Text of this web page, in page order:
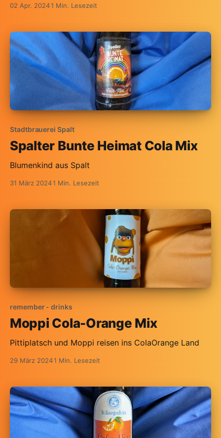
02 Apr. 20241 Min. Lesezeit
Stadtbrauerei Spalt
Spalter Bunte Heimat Cola Mix
Blumenkind aus Spalt
31 März 20241 Min. Lesezeit
remember - drinks
Moppi Cola-Orange Mix
Pittiplatsch und Moppi reisen ins ColaOrange Land
29 März 20241 Min. Lesezeit